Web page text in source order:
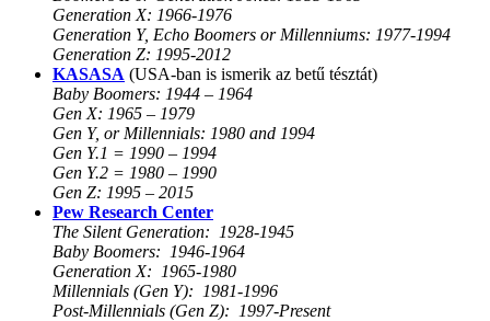
Generation X: 1966-1976
Generation Y, Echo Boomers or Millenniums: 1977-1994
Generation Z: 1995-2012
KASASA (USA-ban is ismerik az betű tésztát)
Baby Boomers: 1944 – 1964
Gen X: 1965 – 1979
Gen Y, or Millennials: 1980 and 1994
Gen Y.1 = 1990 – 1994
Gen Y.2 = 1980 – 1990
Gen Z: 1995 – 2015
Pew Research Center
The Silent Generation: 1928-1945
Baby Boomers: 1946-1964
Generation X: 1965-1980
Millennials (Gen Y): 1981-1996
Post-Millennials (Gen Z): 1997-Present